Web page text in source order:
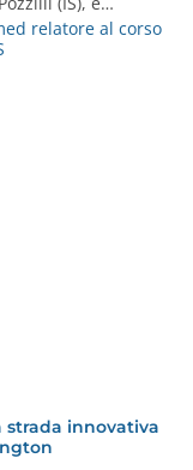
relatore al corso
strada innovativa